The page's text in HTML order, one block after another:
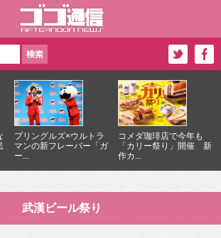
プリングルズ×ウルトラ
マンの新フレーバー「ガ
ー...
コメダ珈琲店で今年も
「カリー祭り」開催 新
作カ...
武漢ビール祭り